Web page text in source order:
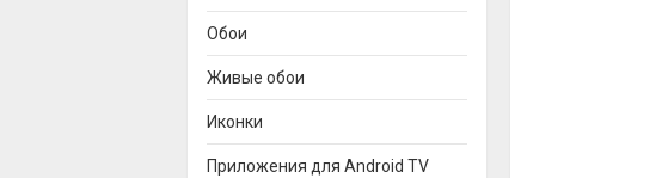
Обои
Живые обои
Иконки
Приложения для Android TV